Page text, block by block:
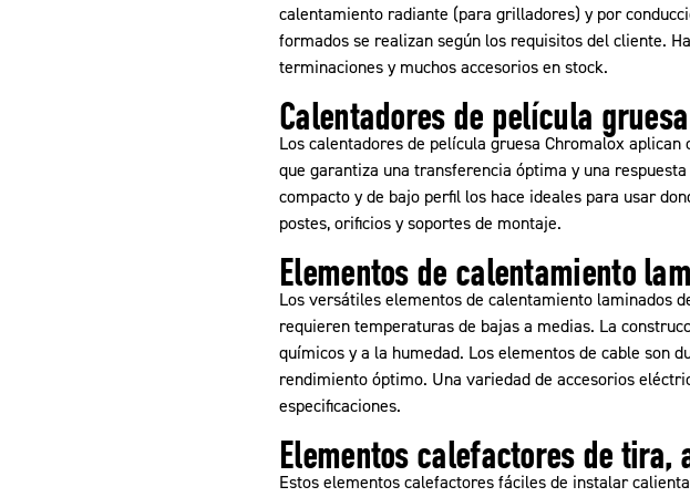
calentamiento radiante (para grilladores) y por
formados se realizan según los requisitos del cliente.
terminaciones y muchos accesorios en stock.
Calentadores de película gruesa
Los calentadores de película gruesa Chromalox
que garantiza una transferencia óptima y una
compacto y de bajo perfil los hace ideales para usar
postes, orificios y soportes de montaje.
Elementos de calentamiento
Los versátiles elementos de calentamiento laminados
requieren temperaturas de bajas a medias. La
químicos y a la humedad. Los elementos de cable son
rendimiento óptimo. Una variedad de accesorios
especificaciones.
Elementos calefactores de tira,
Estos elementos calefactores fáciles de instalar